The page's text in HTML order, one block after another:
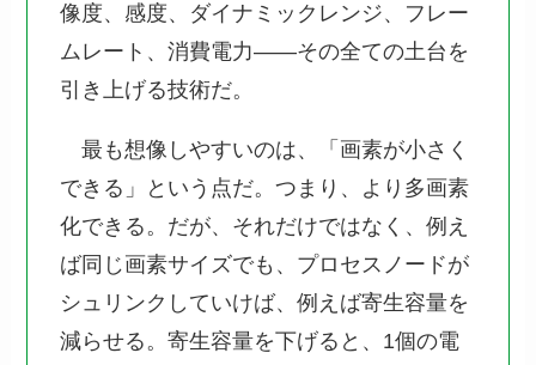
像度、感度、ダイナミックレンジ、フレー
ムレート、消費電力――その全ての土台を
引き上げる技術だ。
最も想像しやすいのは、「画素が小さく
できる」という点だ。つまり、より多画素
化できる。だが、それだけではなく、例え
ば同じ画素サイズでも、プロセスノードが
シュリンクしていけば、例えば寄生容量を
減らせる。寄生容量を下げると、1個の電